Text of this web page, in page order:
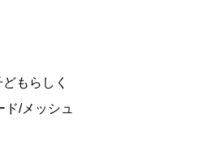
もらしく
/メッシュ